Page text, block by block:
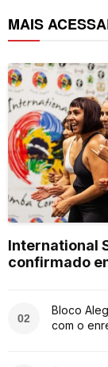
MAIS
International
confirmado
02
Bloco
com o